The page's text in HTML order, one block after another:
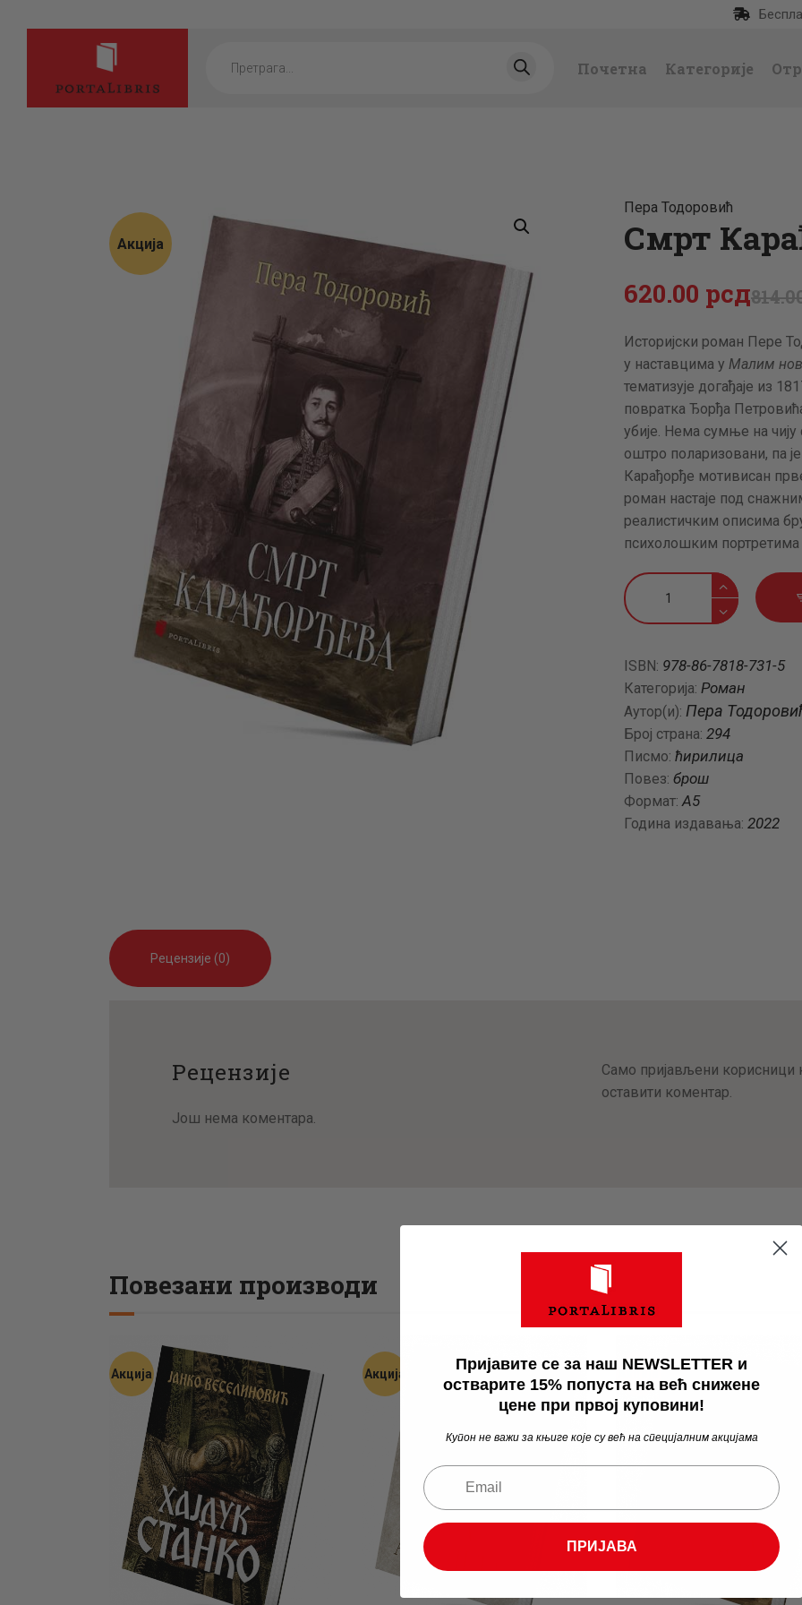
search
Почетна Категорије
КАТЕГОРИЈЕ
НОВЕ КЊИГЕ
ОТРГНУТО ОД
ЗАБОРАВА
АУТОРИ
АКТУЕЛНОСТИ
ЦЕНОВНИК
ПИСМО
Акција
Пера Тодоровић
Смрт
814.
620.00 рсд
Историјски роман Пере
у наставцима у Малим
тематизује догађаје из
повратка Ђорђа
убије. Нема сумње на чију
оштро поларизовани, па
Карађорђе мотивисан
роман настаје под
реалисти­чким описима
психолошким портретима
Смрт
Карађорђева
количина
ISBN: 978-86-7818-731-5
Категорија: Роман
Аутор(и): Пера
Број страна: 294
Писмо: ћирилица
Повез: брош
Формат:А5
Година издавања: 2022
Рецензије (0)
Рецензије
Још нема коментара.
Само пријављени корисници
оставити коментар.
Повезани производи
Акција Акција Акција
Пријавите се за наш NEWSLETTER и
остварите 15% попуста на већ снижене
цене при првој куповини!
Купон не важи за књиге које су већ на специјалним акцијама
ПРИЈАВА